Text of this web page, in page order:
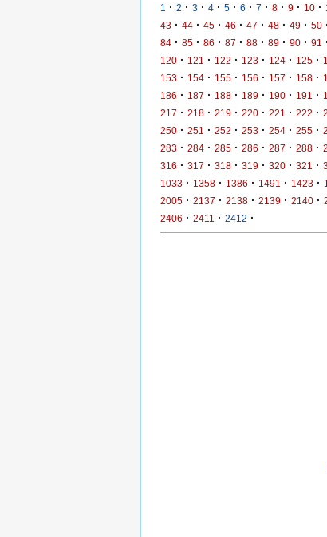
1 · 2 · 3 · 4 · 5 · 6 · 7 · 8 · 9 · 10 ·
43 · 44 · 45 · 46 · 47 · 48 · 49 · 50 ·
84 · 85 · 86 · 87 · 88 · 89 · 90 · 91 ·
120 · 121 · 122 · 123 · 124 · 125 ·
153 · 154 · 155 · 156 · 157 · 158 ·
186 · 187 · 188 · 189 · 190 · 191 ·
217 · 218 · 219 · 220 · 221 · 222 ·
250 · 251 · 252 · 253 · 254 · 255 ·
283 · 284 · 285 · 286 · 287 · 288 ·
316 · 317 · 318 · 319 · 320 · 321 ·
1033 · 1358 · 1386 · 1491 · 1423 ·
2005 · 2137 · 2138 · 2139 · 2140 ·
2406 · 2411 · 2412 ·